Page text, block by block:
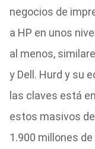
negocios de
a HP en unos
al menos,
y Dell. Hurd y su
las claves está
estos masivos
1.900 millones